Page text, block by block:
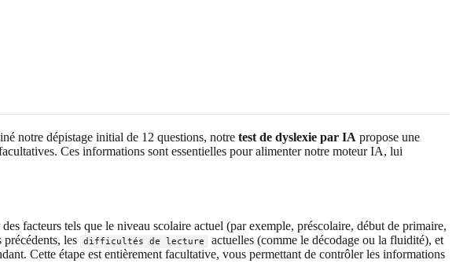
notre dépistage initial de 12 questions, notre test de dyslexie par IA propose une
Ces informations sont essentielles pour alimenter notre moteur IA, lui
facteurs tels que le niveau scolaire actuel (par exemple, préscolaire, début de primaire,
les
difficultés de lecture
actuelles (comme le décodage ou la fluidité), et
Cette étape est entièrement facultative, vous permettant de contrôler les informations